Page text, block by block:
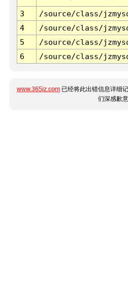
3 /source/class/
4
/source/class/
5
/source/class/
6
/source/class/
www.365jz.com 已经将此出错信息详细
们深感歉